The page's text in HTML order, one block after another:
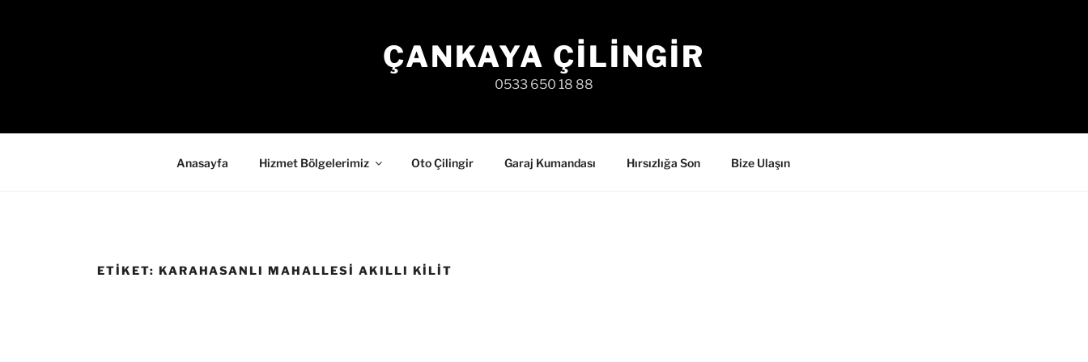
ÇANKAYA ÇILINGIR
0533 650 18 88
Anasayfa Hizmet Bölgelerimiz Oto Çilingir Garaj Kumandası Hırsızlığa Son Bize Ulaşın
ETIKET: KARAHASANLI MAHALLESI AKILLI KILIT